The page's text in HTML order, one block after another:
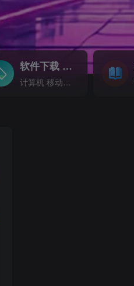
软件下载GO
计算机 移动设备 软件下载....